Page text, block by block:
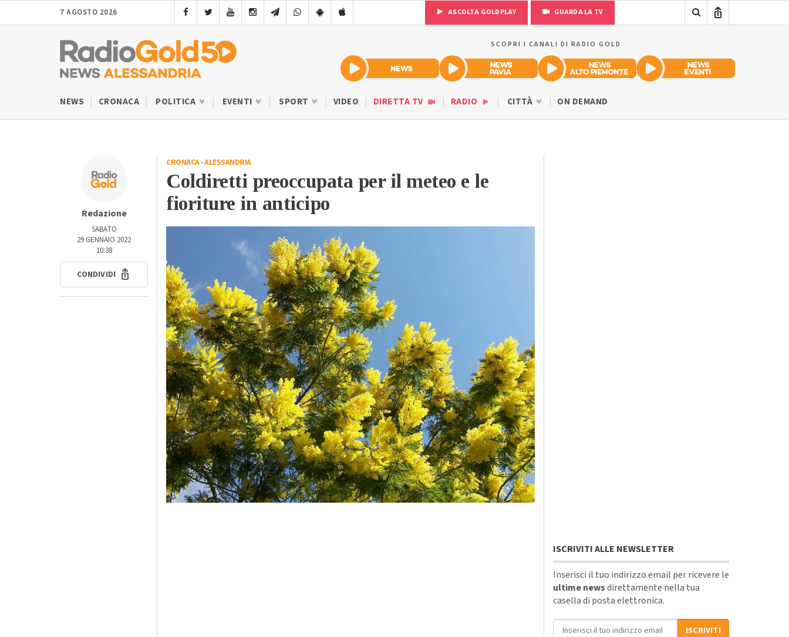
7 AGOSTO 2026 ASCOLTA GOLDPLAY GUARDA LA TV
SCOPRI I CANALI DI RADIO GOLD
NEWS CRONACA POLITICA EVENTI SPORT VIDEO DIRETTA TV RADIO CITTÀ ON DEMAND
Redazione
SABATO
29 GENNAIO 2022
10:38
CONDIVIDI
CRONACA-ALESSANDRIA
Coldiretti preoccupata per il meteo e le
fioriture in anticipo
ISCRIVITI ALLE NEWSLETTER
Inserisci il tuo indirizzo email per ricevere le
ultime newsdirettamente nella tua
casella di posta elettronica.
Indirizzo email
ISCRIVITI